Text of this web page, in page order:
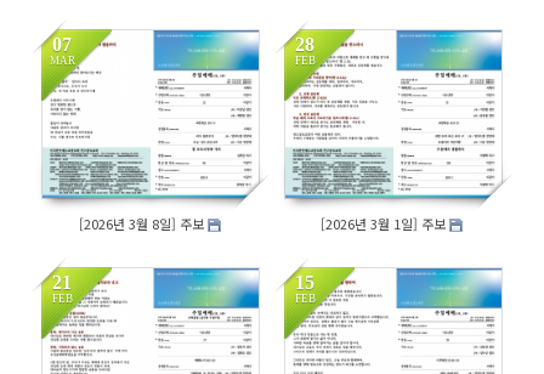
07
MAR
164
[2026년 3월 8일] 주보
28
FEB
176
[2026년 3월 1일] 주보
21
FEB
180
15
FEB
159